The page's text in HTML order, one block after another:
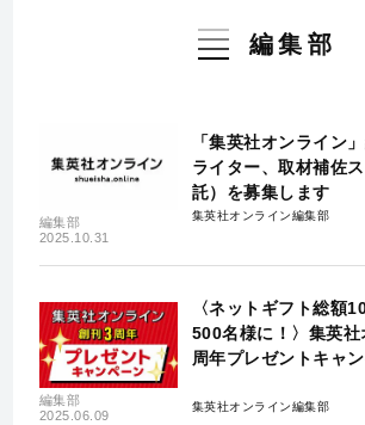
編集部
編集部
2025.10.31
「集英社オンライン
ライター、取材補佐
託）を募集します
集英社オンライン編集部
編集部
2025.06.09
〈ネットギフト総額
500名様に！〉集英社
周年プレゼントキャ
集英社オンライン編集部